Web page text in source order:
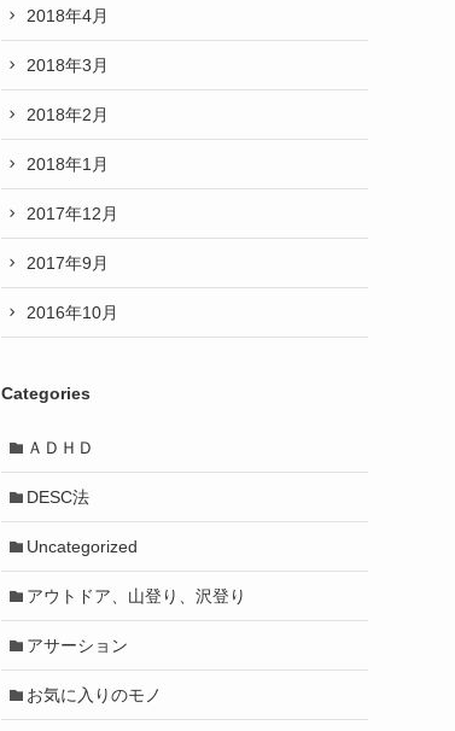
2018年4月
2018年3月
2018年2月
2018年1月
2017年12月
2017年9月
2016年10月
Categories
ＡＤＨＤ
DESC法
Uncategorized
アウトドア、山登り、沢登り
アサーション
お気に入りのモノ